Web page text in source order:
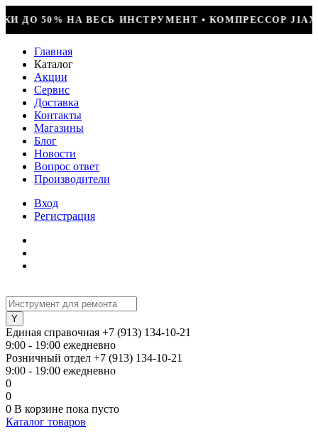
• КОМПРЕССОР JIAXIPERA T1114YB, 170ВТ, R-
Главная
Каталог
Акции
Сервис
Доставка
Контакты
Магазины
Блог
Новости
Вопрос ответ
Производители
Вход
Регистрация
Единая справочная +7 (913) 134-10-21
9:00 - 19:00 ежедневно
Розничный отдел +7 (913) 134-10-21
9:00 - 19:00 ежедневно
0
0
0 В корзине пока пусто
Каталог товаров